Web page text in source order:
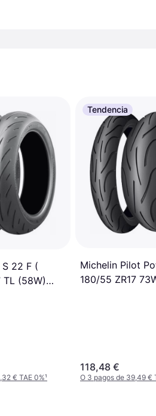
22 F (
TL (58W)
€ TAE 0%¹
Tendencia
Michelin Pilot
180/55 ZR17
118,48 €
O 3 pagos de 39,49 €